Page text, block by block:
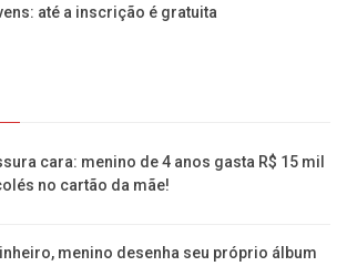
até a inscrição é gratuita
cara: menino de 4 anos gasta R$ 15 mil
no cartão da mãe!
menino desenha seu próprio álbum